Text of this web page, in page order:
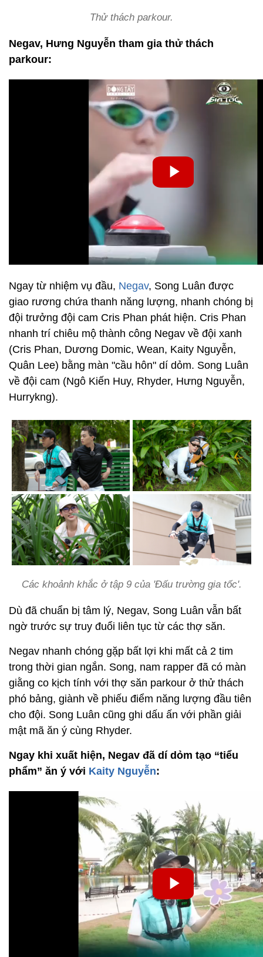
Thử thách parkour.
Negav, Hưng Nguyễn tham gia thử thách
parkour:
Ngay từ nhiệm vụ đầu, Negav, Song Luân được
giao rương chứa thanh năng lượng, nhanh chóng bị
đội trưởng đội cam Cris Phan phát hiện. Cris Phan
nhanh trí chiêu mộ thành công Negav về đội xanh
(Cris Phan, Dương Domic, Wean, Kaity Nguyễn,
Quân Lee) bằng màn "cầu hôn" dí dỏm. Song Luân
về đội cam (Ngô Kiến Huy, Rhyder, Hưng Nguyễn,
Hurrykng).
Các khoảnh khắc ở tập 9 của 'Đấu trường gia tốc'.
Dù đã chuẩn bị tâm lý, Negav, Song Luân vẫn bất
ngờ trước sự truy đuổi liên tục từ các thợ săn.
Negav nhanh chóng gặp bất lợi khi mất cả 2 tim
trong thời gian ngắn. Song, nam rapper đã có màn
giằng co kịch tính với thợ săn parkour ở thử thách
phó bảng, giành về phiếu điểm năng lượng đầu tiên
cho đội. Song Luân cũng ghi dấu ấn với phần giải
mật mã ăn ý cùng Rhyder.
Ngay khi xuất hiện, Negav đã dí dỏm tạo “tiểu
phẩm” ăn ý với Kaity Nguyễn: